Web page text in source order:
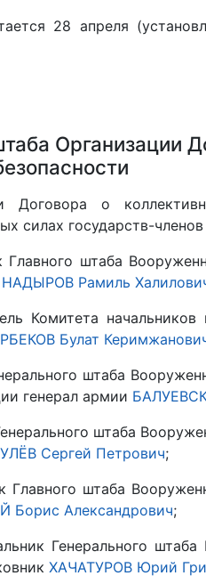
28 апреля
Организации
Договора о
силах государств-
Главного штаба
НАДЫРОВ Рамиль
Комитета
Булат
штаба
генерал армии
штаба
Сергей Петрович;
Главного штаба
Борис Александрович;
Генерального
ХАЧАТУРОВ Юрий